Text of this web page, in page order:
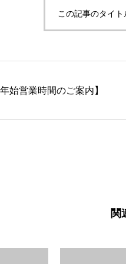
この記事のタイ
始営業時間のご案内】
関